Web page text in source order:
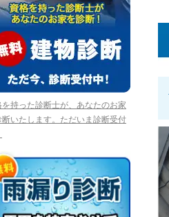
を持った診断士が、あなたのお家
断いたします。ただいま診断受付